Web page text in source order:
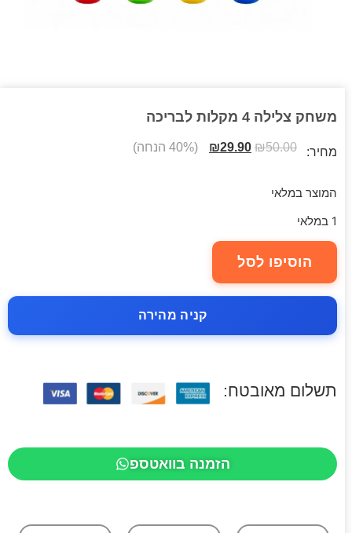
משחק צלילה 4 מקלות לבריכה
מחיר: ₪50.00
₪29.90 (40% הנחה)
המוצר במלאי
1 במלאי
הוסיפו לסל
קניה מהירה
תשלום מאובטח:
הזמנה בוואטספ